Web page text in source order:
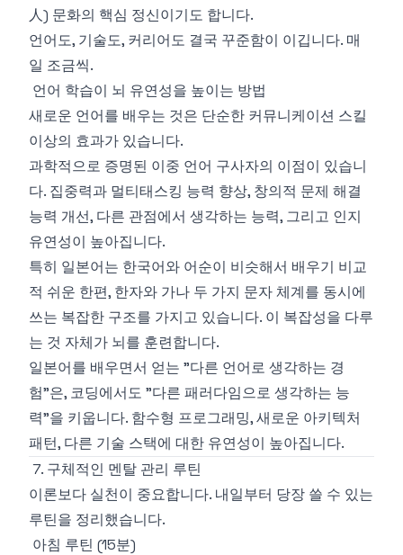
人) 문화의 핵심 정신이기도 합니다.
언어도, 기술도, 커리어도 결국 꾸준함이 이깁니다. 매
일 조금씩.
언어 학습이 뇌 유연성을 높이는 방법
새로운 언어를 배우는 것은 단순한 커뮤니케이션 스킬
이상의 효과가 있습니다.
과학적으로 증명된 이중 언어 구사자의 이점이 있습니
다. 집중력과 멀티태스킹 능력 향상, 창의적 문제 해결
능력 개선, 다른 관점에서 생각하는 능력, 그리고 인지
유연성이 높아집니다.
특히 일본어는 한국어와 어순이 비슷해서 배우기 비교
적 쉬운 한편, 한자와 가나 두 가지 문자 체계를 동시에
쓰는 복잡한 구조를 가지고 있습니다. 이 복잡성을 다루
는 것 자체가 뇌를 훈련합니다.
일본어를 배우면서 얻는 "다른 언어로 생각하는 경
험"은, 코딩에서도 "다른 패러다임으로 생각하는 능
력"을 키웁니다. 함수형 프로그래밍, 새로운 아키텍처
패턴, 다른 기술 스택에 대한 유연성이 높아집니다.
7. 구체적인 멘탈 관리 루틴
이론보다 실천이 중요합니다. 내일부터 당장 쓸 수 있는
루틴을 정리했습니다.
아침 루틴 (15분)